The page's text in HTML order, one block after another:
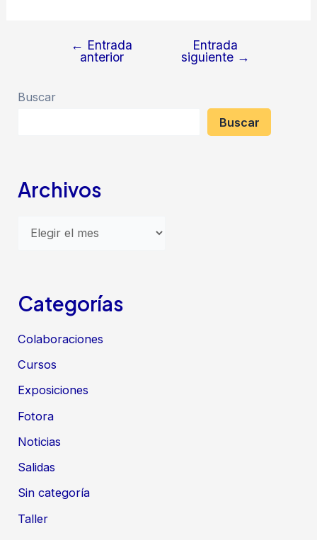
Navegación
← Entrada
anterior
Entrada
siguiente →
Buscar
Buscar
Archivos
h
v
o
s
Categorías
Colaboraciones
Cursos
Exposiciones
Fotora
Noticias
Salidas
Sin categoría
Taller